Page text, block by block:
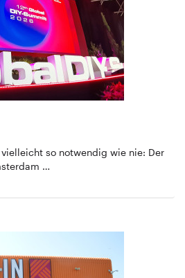
so notwendig wie nie: Der
…